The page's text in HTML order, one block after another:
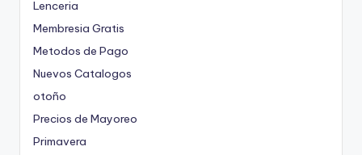
Lenceria
Membresia Gratis
Metodos de Pago
Nuevos Catalogos
otoño
Precios de Mayoreo
Primavera